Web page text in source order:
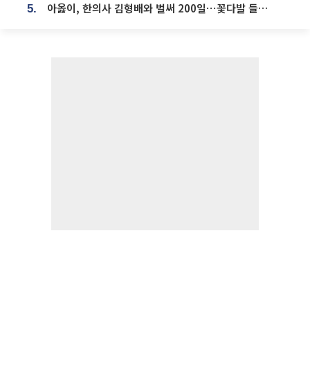
5. 아옳이, 한의사 김형배와 벌써 200일⋯꽃다발 들고 "프러포즈 아냐"